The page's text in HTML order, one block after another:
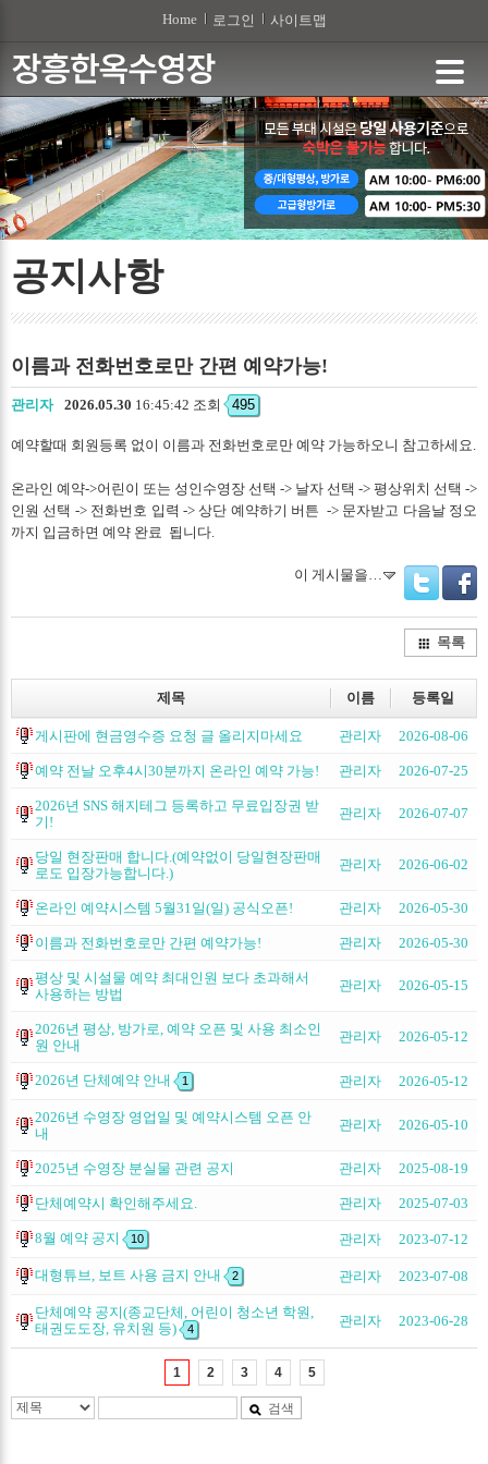
Home 로그인 사이트맵
공지사항
이름과 전화번호로만 간편 예약가능!
관리자 2026.05.30 16:45:42 조회 495
예약할때 회원등록 없이 이름과 전화번호로만 예약 가능하오니 참고하세요.
온라인 예약->어린이 또는 성인수영장 선택 -> 날자 선택 -> 평상위치 선택 ->
인원 선택 -> 전화번호 입력 -> 상단 예약하기 버튼 -> 문자받고 다음날 정오
까지 입금하면 예약 완료 됩니다.
이 게시물을…
Twitter
목록
제목 이름 등록일
게시판에 현금영수증 요청 글 올리지마세요 관리자 2026-08-06
예약 전날 오후4시30분까지 온라인 예약 가능! 관리자 2026-07-25
2026년 SNS 해지테그 등록하고 무료입장권 받
기!
관리자 2026-07-07
당일 현장판매 합니다.(예약없이 당일현장판매
로도 입장가능합니다.)
관리자 2026-06-02
온라인 예약시스템 5월31일(일) 공식오픈! 관리자 2026-05-30
이름과 전화번호로만 간편 예약가능! 관리자 2026-05-30
평상 및 시설물 예약 최대인원 보다 초과해서
사용하는 방법
관리자 2026-05-15
2026년 평상, 방가로, 예약 오픈 및 사용 최소인
원 안내
관리자 2026-05-12
2026년 단체예약 안내 1 관리자 2026-05-12
2026년 수영장 영업일 및 예약시스템 오픈 안
내
관리자 2026-05-10
2025년 수영장 분실물 관련 공지 관리자 2025-08-19
단체예약시 확인해주세요. 관리자 2025-07-03
8월 예약 공지 10 관리자 2023-07-12
대형튜브, 보트 사용 금지 안내 2 관리자 2023-07-08
단체예약 공지(종교단체, 어린이 청소년 학원,
태권도도장, 유치원 등)
4 관리자 2023-06-28
1 2 3 4 5
검색